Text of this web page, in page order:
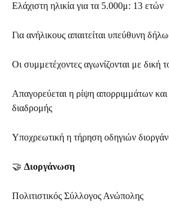
Ελάχιστη ηλικία για τα 5.000μ: 13 ετών
Για ανήλικους απαιτείται υπεύθυνη
Οι συμμετέχοντες αγωνίζονται με δική
Απαγορεύεται η ρίψη απορριμμάτων
διαδρομής
Υποχρεωτική η τήρηση οδηγιών
🤝 Διοργάνωση
Πολιτιστικός Σύλλογος Ανώπολης